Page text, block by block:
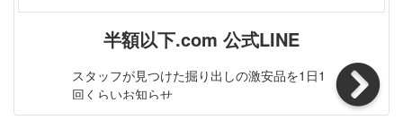
を持っておりませんので、取り付けなどのお問い合わせに
は対応できません。 ◆商品の仕様、デザインを改良のた
め止むを得ず予告なしで一部変更する場合がありますので
予めご了承下さい。 ◆規定電圧以外での点灯確認が故障
の原因になりますので絶対にお止め下さい。 【保証】 ◆
半額以下.com 公式LINE
スタッフが見つけた掘り出しの激安品を1日1
回くらいお知らせ